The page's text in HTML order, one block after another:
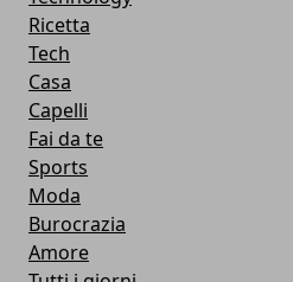
Ricetta
Tech
Casa
Capelli
Fai da te
Sports
Moda
Burocrazia
Amore